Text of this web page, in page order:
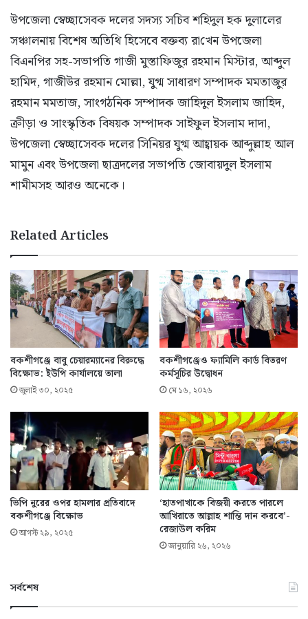
উপজেলা স্বেচ্ছাসেবক দলের সদস্য সচিব শ‌হিদুল হক দুলালের
সঞ্চালনায় বিশেষ অতিথি হিসেবে বক্তব‌্য রা‌খেন উপজেলা
বিএনপির সহ-সভাপতি গাজী মুস্তাফিজুর রহমান মিস্টার, আব্দুল
হামিদ, গাজীউর রহমান মোল্লা, যুগ্ম সাধারণ সম্পাদক মমতাজুর
রহমান মমতাজ, সাংগঠনিক সম্পাদক জাহিদুল ইসলাম জাহিদ,
ক্রীড়া ও সাংস্কৃতিক বিষয়ক সম্পাদক সাইফুল ইসলাম দাদা,
উপজেলা স্বেচ্ছাসেবক দলের সিনিয়র যুগ্ম আহ্বায়ক আব্দুল্লাহ আল
মামুন এবং উপজেলা ছাত্রদলের সভাপতি জোবায়দুল ইসলাম
শামীমসহ আরও অনেকে।
Related Articles
বকশীগঞ্জে বাবু চেয়ারম্যানের বিরুদ্ধে
বিক্ষোভ: ইউপি কার্যালয়ে তালা
জুলাই ৩০, ২০২৫
বকশীগঞ্জেও ফ্যামিলি কার্ড বিতরণ
কর্মসূচির উদ্বোধন
মে ১৬, ২০২৬
ভিপি নুরের ওপর হামলার প্রতিবাদে
বকশীগঞ্জে বিক্ষোভ
আগস্ট ২৯, ২০২৫
‘হাতপাখাকে বিজয়ী করতে পারলে
আখিরাতে আল্লাহ শান্তি দান করবে’-
রেজাউল করিম
জানুয়ারি ২৬, ২০২৬
সর্বশেষ